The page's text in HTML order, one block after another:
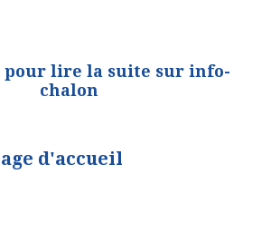
pour lire la suite sur info-
chalon
d'accueil